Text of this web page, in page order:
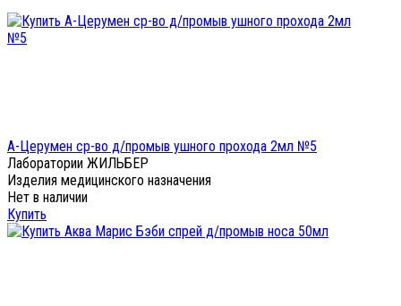
А-Церумен ср-во д/промыв ушного прохода 2мл №5
Лаборатории ЖИЛЬБЕР
Изделия медицинского назначения
Нет в наличии
Купить